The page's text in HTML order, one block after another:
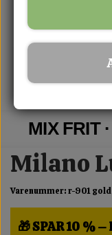
MIX FRIT
Milano
Varenummer: r-901
🎁 SPAR 10 % –